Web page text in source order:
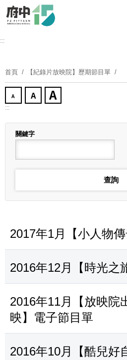
要
塊
:::
首頁 【紀錄片放映院】歷期節目單
:::
關鍵字
2017年1月【小人物
2016年12月【時光之
2016年11月【放映院
映】電子節目單
2016年10月【酷兒好